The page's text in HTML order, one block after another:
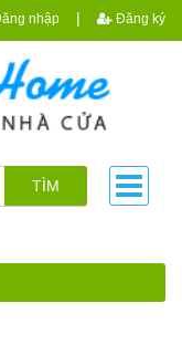
nhập | Đăng ký
TÌM